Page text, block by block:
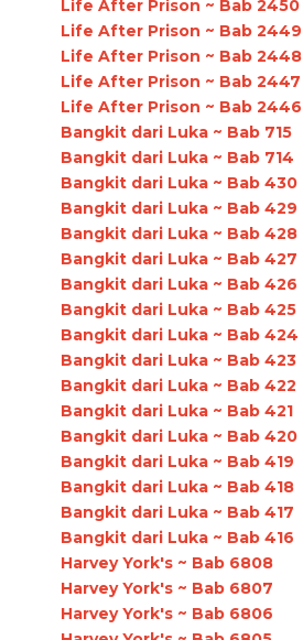
Life After Prison ~ Bab 2450
Life After Prison ~ Bab 2449
Life After Prison ~ Bab 2448
Life After Prison ~ Bab 2447
Life After Prison ~ Bab 2446
Bangkit dari Luka ~ Bab 715
Bangkit dari Luka ~ Bab 714
Bangkit dari Luka ~ Bab 430
Bangkit dari Luka ~ Bab 429
Bangkit dari Luka ~ Bab 428
Bangkit dari Luka ~ Bab 427
Bangkit dari Luka ~ Bab 426
Bangkit dari Luka ~ Bab 425
Bangkit dari Luka ~ Bab 424
Bangkit dari Luka ~ Bab 423
Bangkit dari Luka ~ Bab 422
Bangkit dari Luka ~ Bab 421
Bangkit dari Luka ~ Bab 420
Bangkit dari Luka ~ Bab 419
Bangkit dari Luka ~ Bab 418
Bangkit dari Luka ~ Bab 417
Bangkit dari Luka ~ Bab 416
Harvey York's ~ Bab 6808
Harvey York's ~ Bab 6807
Harvey York's ~ Bab 6806